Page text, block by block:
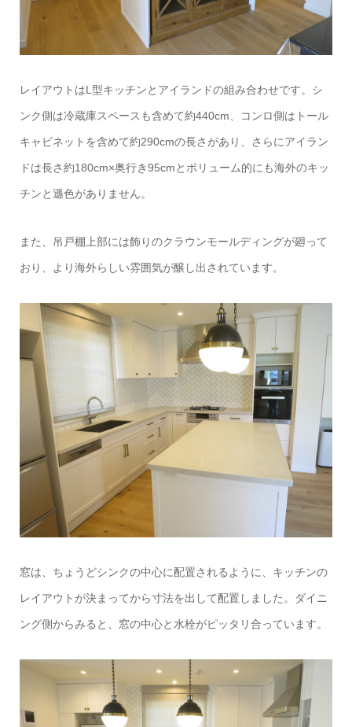
レイアウトはL型キッチンとアイランドの組み合わせです。シ
ンク側は冷蔵庫スペースも含めて約440cm、コンロ側はトール
キャビネットを含めて約290cmの長さがあり、さらにアイラン
ドは長さ約180cm×奥行き95cmとボリューム的にも海外のキッ
チンと遜色がありません。
また、吊戸棚上部には飾りのクラウンモールディングが廻って
おり、より海外らしい雰囲気が醸し出されています。
窓は、ちょうどシンクの中心に配置されるように、キッチンの
レイアウトが決まってから寸法を出して配置しました。ダイニ
ング側からみると、窓の中心と水栓がピッタリ合っています。